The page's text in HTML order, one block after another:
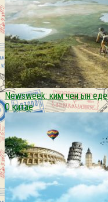
Newsweek: ким чен ын
О китае